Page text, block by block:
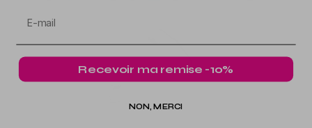
Recevoir ma remise -10%
NON, MERCI